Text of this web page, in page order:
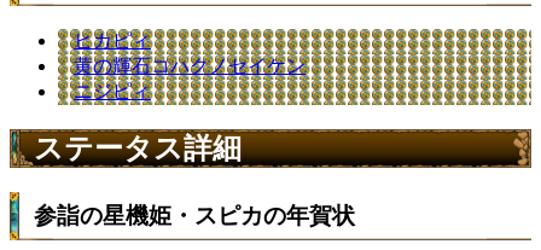
ヒカピィ
黄の輝石コハクノセイケン
ニジピィ
ステータス詳細
参詣の星機姫・スピカの年賀状